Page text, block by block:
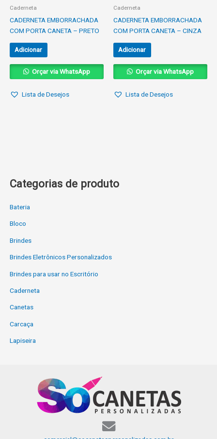
Categorias de produto
Bateria
Bloco
Brindes
Brindes Eletrônicos Personalizados
Brindes para usar no Escritório
Caderneta
Canetas
Carcaça
Lapiseira
Caderneta
CADERNETA EMBORRACHADA
COM PORTA CANETA – PRETO
Adicionar
Orçar via WhatsApp
Lista de Desejos
Caderneta
CADERNETA EMBORRACHADA
COM PORTA CANETA – CINZA
Adicionar
Orçar via WhatsApp
Lista de Desejos